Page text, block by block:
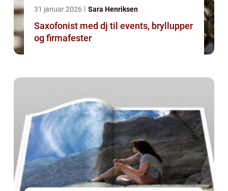
31 januar 2026 Sara Henriksen
Saxofonist med dj til events, bryllupper
og firmafester